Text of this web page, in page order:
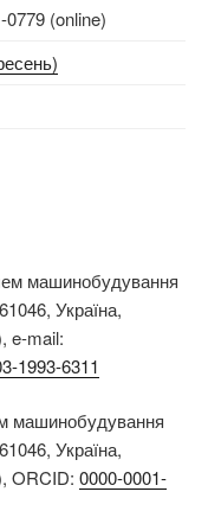
(online)
машинобудування
Україна,
e-mail:
1993-6311
машинобудування
Україна,
ORCID: 0000-0001-